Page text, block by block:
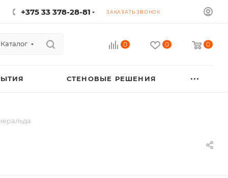
+375 33 378-28-81 ЗАКАЗАТЬ ЗВОНОК
Каталог 0 0 0
СТЕНОВЫЕ РЕШЕНИЯ